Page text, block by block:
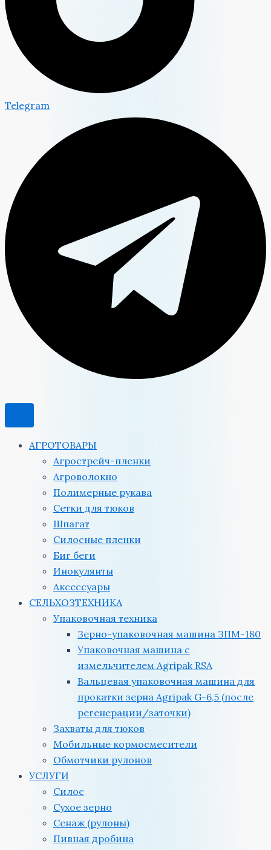
Telegram
АГРОТОВАРЫ
Агрострейч-пленки
Агроволокно
Полимерные рукава
Сетки для тюков
Шпагат
Силосные пленки
Биг беги
Инокулянты
Аксессуары
СЕЛЬХОЗТЕХНИКА
Упаковочная техника
Зерно-упаковочная машина ЗПМ-180
Упаковочная машина с
измельчителем Agripak RSA
Вальцевая упаковочная машина для
прокатки зерна Agripak G-6,5 (после
регенерации/заточки)
Захваты для тюков
Мобильные кормосмесители
Обмотчики рулонов
УСЛУГИ
Силос
Сухое зерно
Сенаж (рулоны)
Пивная дробина